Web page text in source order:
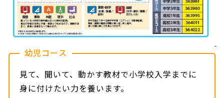
幼児コース
見て、聞いて、動かす教材で小学校入学までに
身に付けたい力を養います。